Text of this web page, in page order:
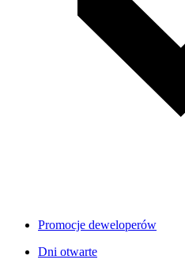
Promocje deweloperów
Dni otwarte